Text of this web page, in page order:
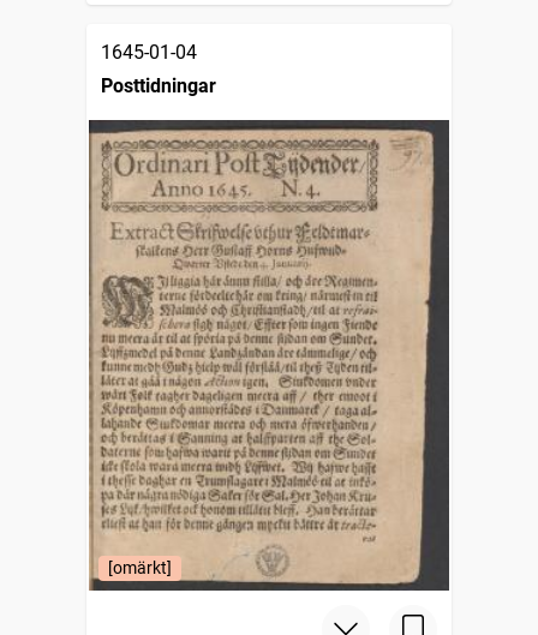
1645-01-04
Posttidningar
[omärkt]